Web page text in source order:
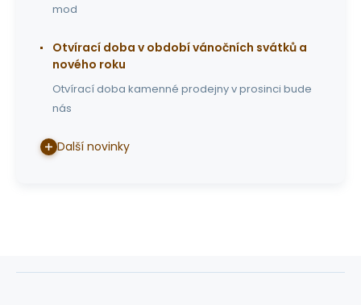
mod
Otvírací doba v období vánočních svátků a
nového roku
Otvírací doba kamenné prodejny v prosinci bude
nás
Další novinky